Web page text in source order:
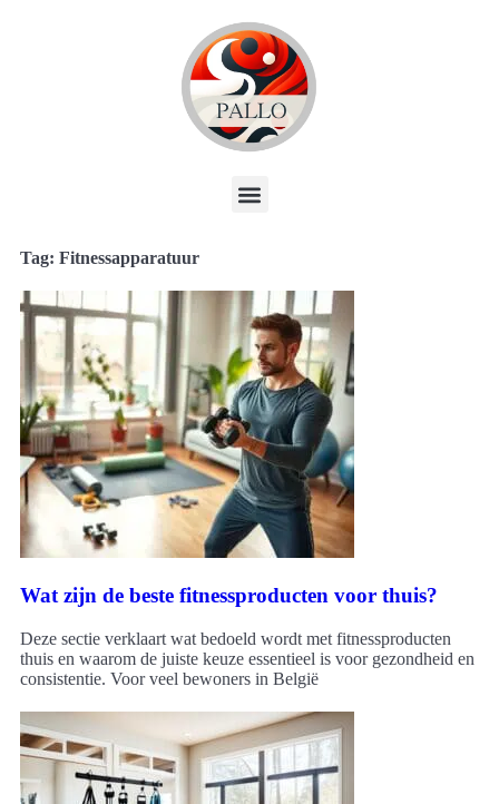
Tag: Fitnessapparatuur
Wat zijn de beste fitnessproducten voor thuis?
Deze sectie verklaart wat bedoeld wordt met fitnessproducten
thuis en waarom de juiste keuze essentieel is voor gezondheid en
consistentie. Voor veel bewoners in België